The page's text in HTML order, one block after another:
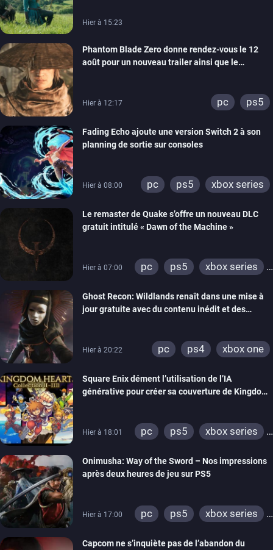
Hier à 15:23
Phantom Blade Zero donne rendez-vous le 12
août pour un nouveau trailer ainsi que le
Hier à 12:17 pc ps5
Fading Echo ajoute une version Switch 2 à son
planning de sortie sur consoles
Hier à 08:00 pc ps5 xbox series
Le remaster de Quake s’offre un nouveau DLC
gratuit intitulé « Dawn of the Machine »
Hier à 07:00 pc ps5
xbox series
xbox one
nintendo 64
Ghost Recon: Wildlands renaît dans une mise à
jour gratuite avec du contenu inédit et des
Hier à 20:22 pc ps4 xbox one
Square Enix dément l’utilisation de l’IA
générative pour créer sa couverture de Kingdom
Hier à 18:01 pc ps5
xbox series
Onimusha: Way of the Sword – Nos impressions
après deux heures de jeu sur PS5
Hier à 17:00 pc ps5
xbox series
Capcom ne s’inquiète pas de l’abandon du